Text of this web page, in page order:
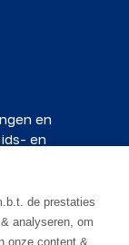
en
en
de prestaties
analyseren, om
onze content &